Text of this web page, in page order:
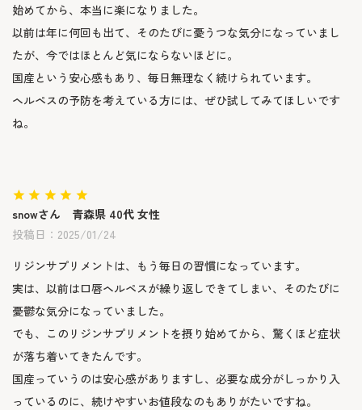
始めてから、本当に楽になりました。
以前は年に何回も出て、そのたびに憂うつな気分になっていまし
たが、今ではほとんど気にならないほどに。
国産という安心感もあり、毎日無理なく続けられています。
ヘルペスの予防を考えている方には、ぜひ試してみてほしいです
ね。
snow 青森県 40代 女性
投稿日
2025/01/24
リジンサプリメントは、もう毎日の習慣になっています。
実は、以前は口唇ヘルペスが繰り返しできてしまい、そのたびに
憂鬱な気分になっていました。
でも、このリジンサプリメントを摂り始めてから、驚くほど症状
が落ち着いてきたんです。
国産っていうのは安心感がありますし、必要な成分がしっかり入
っているのに、続けやすいお値段なのもありがたいですね。